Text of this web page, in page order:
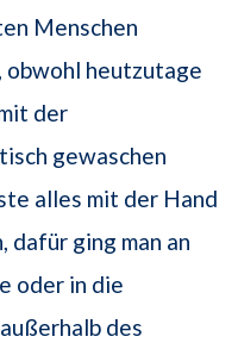
Menschen
heutzutage
der
gewaschen
alles mit der Hand
dafür ging man an
oder in die
des